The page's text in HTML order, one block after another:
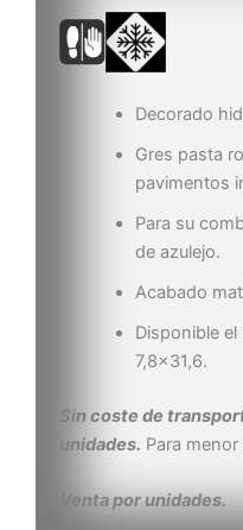
Decorado
Gres pasta
pavimentos
Para su
de azulejo.
Acabado
Disponible
7,8×31,6.
Sin coste de
unidades. Para
Venta por unidades.